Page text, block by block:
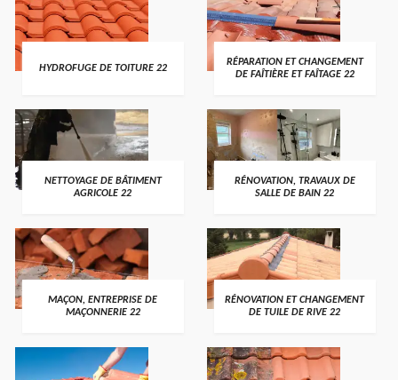
HYDROFUGE DE TOITURE 22
RÉPARATION ET CHANGEMENT
DE FAÎTIÈRE ET FAÎTAGE 22
NETTOYAGE DE BÂTIMENT
AGRICOLE 22
RÉNOVATION, TRAVAUX DE
SALLE DE BAIN 22
MAÇON, ENTREPRISE DE
MAÇONNERIE 22
RÉNOVATION ET CHANGEMENT
DE TUILE DE RIVE 22